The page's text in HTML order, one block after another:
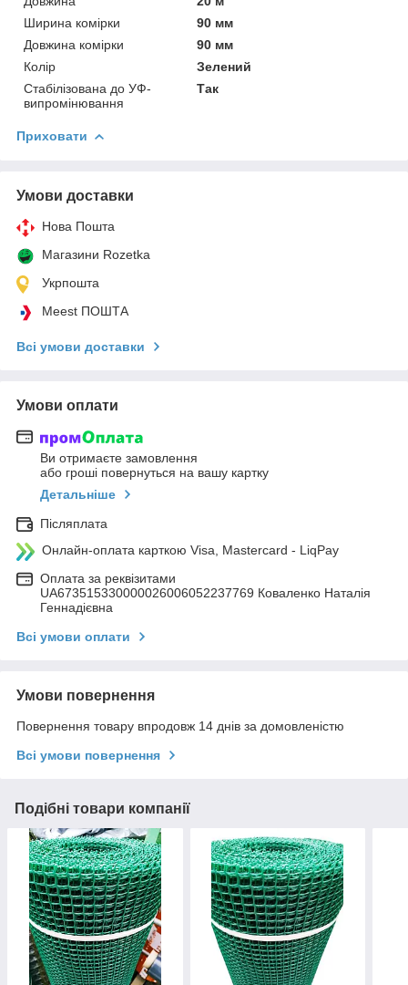
Ширина комірки
90 мм
Довжина комірки
90 мм
Колір
Зелений
Стабілізована до УФ-
випромінювання
Так
Приховати
Умови доставки
Нова Пошта
Магазини Rozetka
Укрпошта
Meest ПОШТА
Всі умови доставки
Умови оплати
Ви отримаєте замовлення
або гроші повернуться на вашу картку
Детальніше
Післяплата
Онлайн-оплата карткою Visa, Mastercard - LiqPay
Оплата за реквізитами
UA673515330000026006052237769 Коваленко Наталія
Геннадієвна
Всі умови оплати
Умови повернення
Повернення товару впродовж 14 днів за домовленістю
Всі умови повернення
Подібні товари компанії